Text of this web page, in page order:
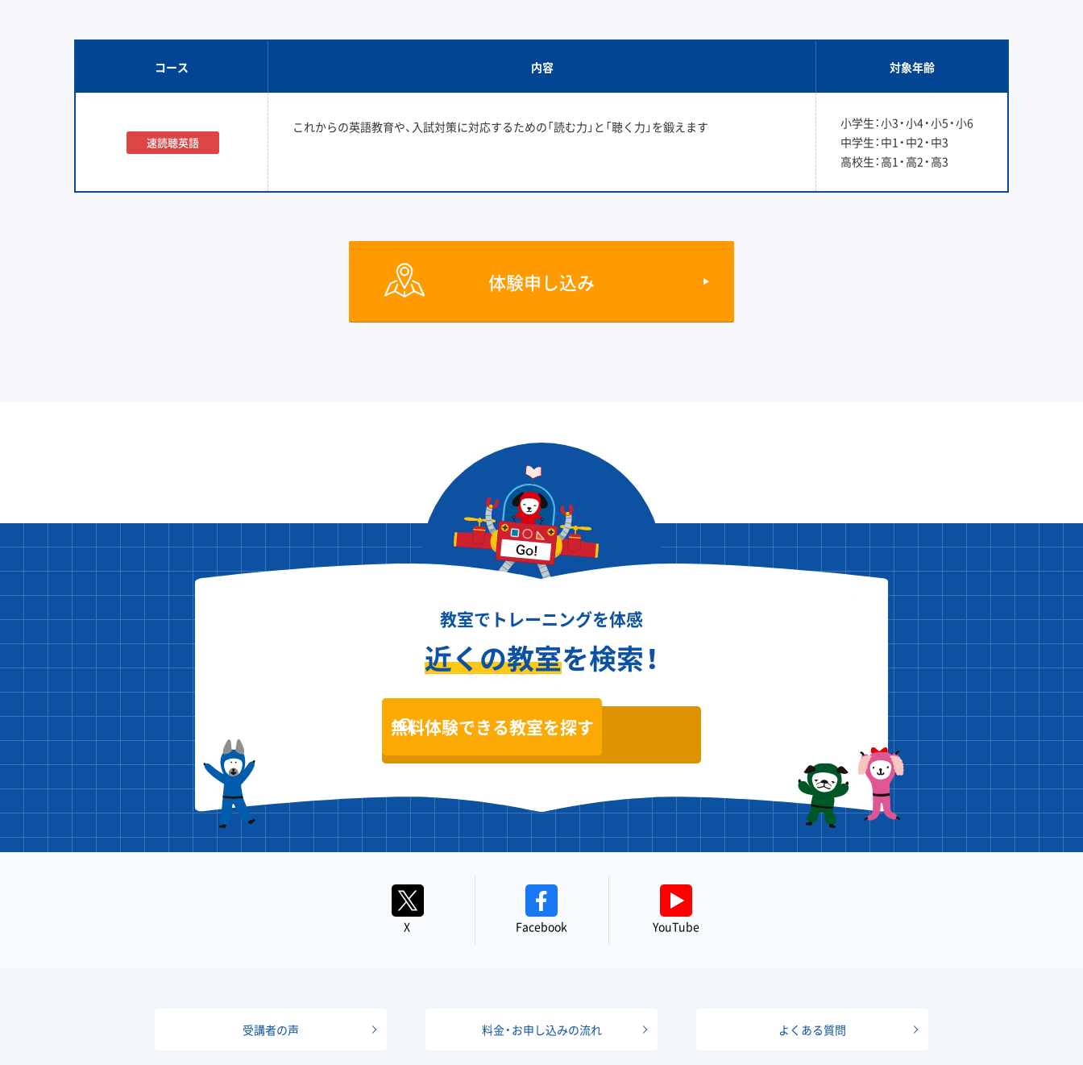
コース 内容 対象年齢
速読聴英語
これからの英語教育や、入試対策に対応するための「読む力」と「聴く力」を鍛えます
小学生：小3・小4・小5・小6
中学生：中1・中2・中3
高校生：高1・高2・高3
体験申し込み
教室でトレーニングを体感
近くの教室を検索！
無料体験できる教室を探す
X Facebook YouTube
受講者の声 料金・お申し込みの流れ よくある質問